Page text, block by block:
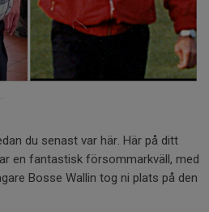
du senast var här. Här på ditt
en fantastisk försommarkväll, med
Bosse Wallin tog ni plats på den